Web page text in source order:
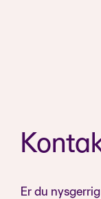
Er du